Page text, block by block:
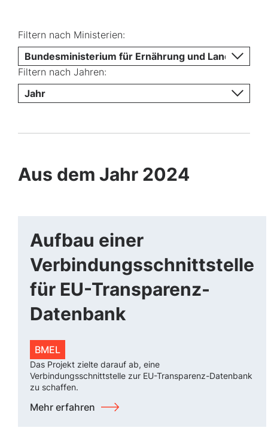
Filtern nach Ministerien:
Bundesministerium für Ernährung und
Filtern nach Jahren:
Jahr
Aus dem Jahr 2024
Aufbau einer
Verbindungsschnittstelle
für EU-Transparenz-
Datenbank
BMEL
Das Projekt zielte darauf ab, eine
Verbindungsschnittstelle zur EU-Transparenz-Datenbank
zu schaffen.
Mehr erfahren